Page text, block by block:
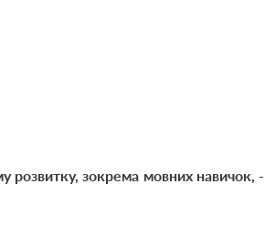
розвитку, зокрема мовних навичок, -